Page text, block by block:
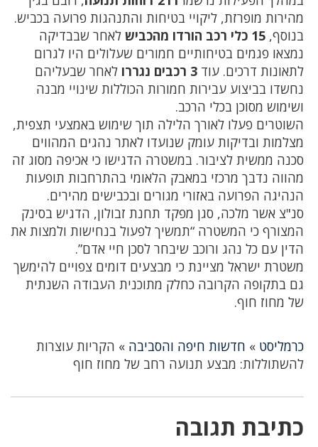
מהירות מופרזת, ליקויי בטיחות והתנהגות פרועה בכביש.
בנוסף, 15 כלי רכב הורדו מהכביש
לאחר שבבדיקה
נמצאו פגמים בטיחותיים חמורים שעלולים היו לגרום
לתאונות דרכים. עוד 3 רכבים נגררו
לאחר שבעליהם
נחשדו בביצוע עבירות חמורות הכוללות שינויי מבנה
ושימוש מסוכן בכלי הרכב.
השוטרים פעלו לאורך הלילה תוך שימוש באמצעי תצפית,
מצלמות ובדיקות עומק שנועדו לאתר נהגים המהווים
סכנה ממשית לציבור. במשטרה הדגישו כי אכיפה מסוג זה
מהווה נדבך מרכזי במאבק הלאומי בהתרחבות תופעות
הנהיגה הפרועה באזורי מגורים ובכבישים מהירים.
סנ"צ אשר מלכה, סגן מפקד תחנת זבולון, הדגיש בסינק
המצורף כי המשטרה “תמשיך לפעול בנחישות ולמצות את
הדין עם כל נהג ורוכב שיבחר לסכן חיי אדם”.
משטרת ישראל מציינת כי מבצעים דומים צפויים להימשך
גם בתקופה הקרובה כחלק מתוכנית העבודה השנתית
של מחוז חוף.
כרמליסט » חדשות חיפה והסביבה » הקריות עוצרות
להשתוללות: מבצע תנועה רחב של מחוז חוף
כתיבת תגובה